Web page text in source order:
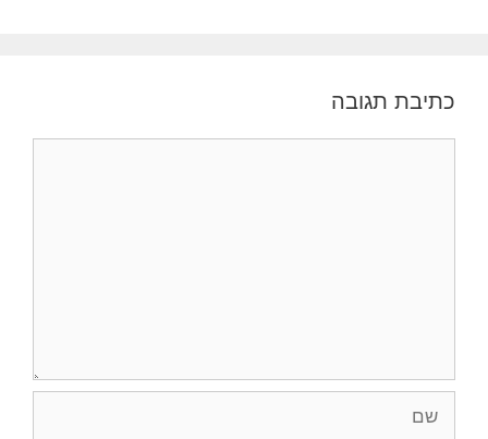
כתיבת תגובה